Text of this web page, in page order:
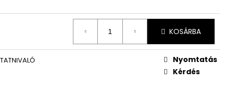
KOSÁRBA
Nyomtatás
Kérdés